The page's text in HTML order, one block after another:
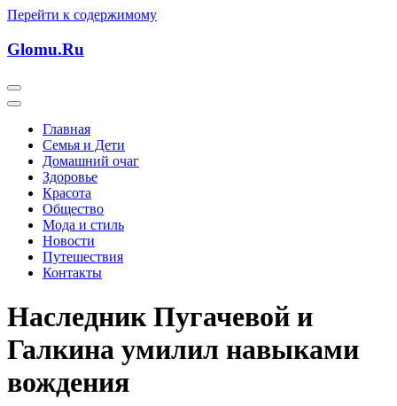
Перейти к содержимому
Glomu.Ru
Главная
Семья и Дети
Домашний очаг
Здоровье
Красота
Общество
Мода и стиль
Новости
Путешествия
Контакты
Наследник Пугачевой и
Галкина умилил навыками
вождения